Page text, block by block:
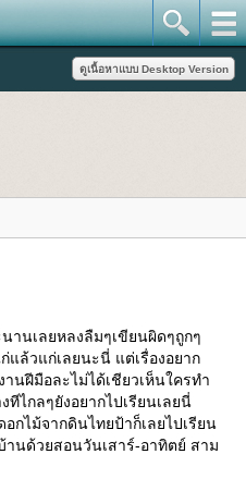
านเลยหลงลืมๆเขียนผิดๆถูกๆ
แล้วแก่เลยนะนี่ แต่เรื่องอยาก
านฝีมือละไม่ได้เชียวเห็นใครทำ
ทีไกลๆยังอยากไปเรียนเลยนี่
ไม้จากดินไทยป้าก็เลยไปเรียน
านด้วยสอนวันเสาร์-อาทิตย์ สาม